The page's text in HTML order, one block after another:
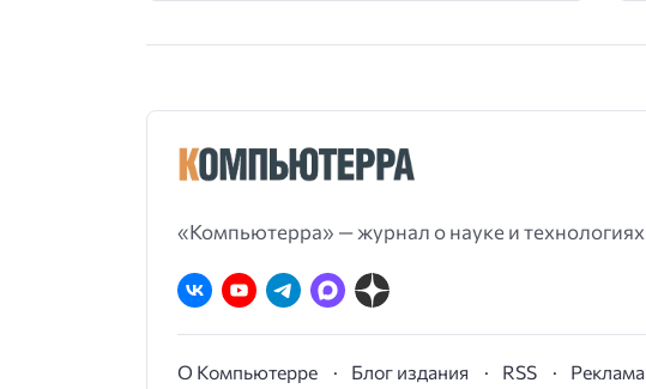
«Компьютерра» — журнал о науке и технологиях.
О Компьютерре Блог издания RSS Реклама